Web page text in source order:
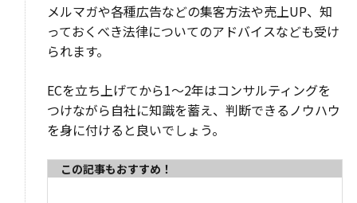
メルマガや各種広告などの集客方法や売上UP、知
っておくべき法律についてのアドバイスなども受け
られます。
ECを立ち上げてから1～2年はコンサルティングを
つけながら自社に知識を蓄え、判断できるノウハウ
を身に付けると良いでしょう。
この記事もおすすめ！